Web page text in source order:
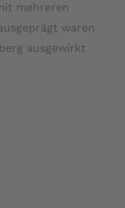
mehreren
waren
ausgewirkt